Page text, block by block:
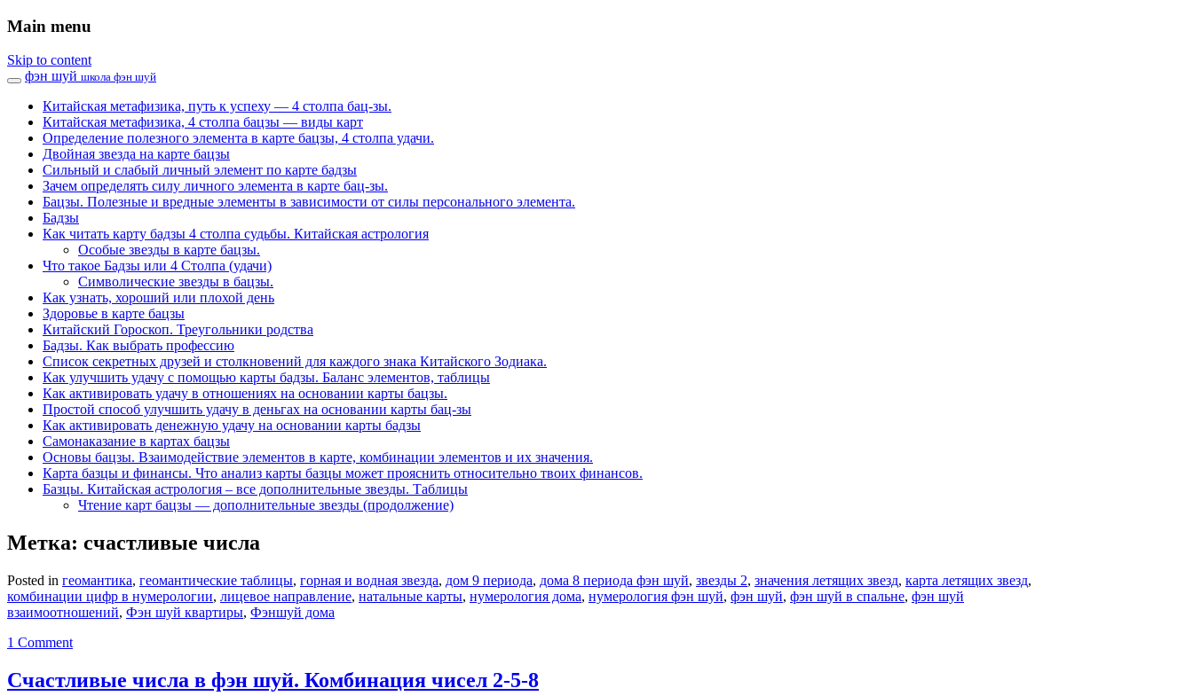
Main menu
Skip to content
фэн шуй школа фэн шуй
Китайская метафизика, путь к успеху — 4 столпа бац-зы.
Китайская метафизика, 4 столпа бацзы — виды карт
Определение полезного элемента в карте бацзы, 4 столпа удачи.
Двойная звезда на карте бацзы
Сильный и слабый личный элемент по карте бадзы
Зачем определять силу личного элемента в карте бац-зы.
Бацзы. Полезные и вредные элементы в зависимости от силы персонального элемента.
Бадзы
Как читать карту бадзы 4 столпа судьбы. Китайская астрология
Особые звезды в карте бацзы.
Что такое Бадзы или 4 Столпа (удачи)
Символические звезды в бацзы.
Как узнать, хороший или плохой день
Здоровье в карте бацзы
Китайский Гороскоп. Треугольники родства
Бадзы. Как выбрать профессию
Список секретных друзей и cтолкновений для каждого знака Китайского Зодиака.
Как улучшить удачу с помощью карты бадзы. Баланс элементов, таблицы
Как активировать удачу в отношениях на основании карты бацзы.
Простой способ улучшить удачу в деньгах на основании карты бац-зы
Как активировать денежную удачу на основании карты бадзы
Самонаказание в картах бацзы
Основы бацзы. Взаимодействие элементов в карте, комбинации элементов и их значения.
Карта базцы и финансы. Что анализ карты базцы может прояснить относительно твоих финансов.
Базцы. Китайская астрология – все дополнительные звезды. Таблицы
Чтение карт бацзы — дополнительные звезды (продолжение)
Метка: счастливые числа
Posted in геомантика, геомантические таблицы, горная и водная звезда, дом 9 периода, дома 8 периода фэн шуй, звезды 2, значения летящих звезд, карта летящих звезд,
комбинации цифр в нумерологии, лицевое направление, натальные карты, нумерология дома, нумерология фэн шуй, фэн шуй, фэн шуй в спальне, фэн шуй
взаимоотношений, Фэн шуй квартиры, Фэншуй дома
1 Comment
Счастливые числа в фэн шуй. Комбинация чисел 2-5-8